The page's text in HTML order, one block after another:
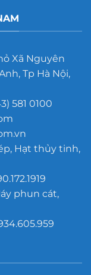
Xã Nguyên
Tp Hà Nội,
581 0100
Hạt thủy tinh,
phun cát,